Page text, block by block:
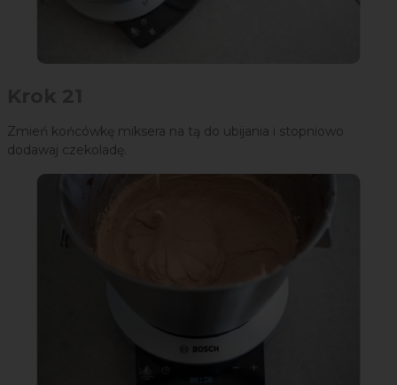
Zmień końcówkę miksera na tą do ubijania i stopniowo
dodawaj czekoladę.